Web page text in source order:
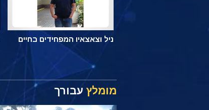
ניל וצאצאיו המפחידים בחיים
מומלץעבורך